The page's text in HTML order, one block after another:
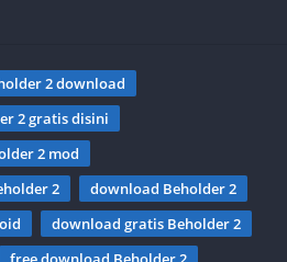
2 download
2 gratis disini
2 mod
2
download Beholder 2
download gratis Beholder 2